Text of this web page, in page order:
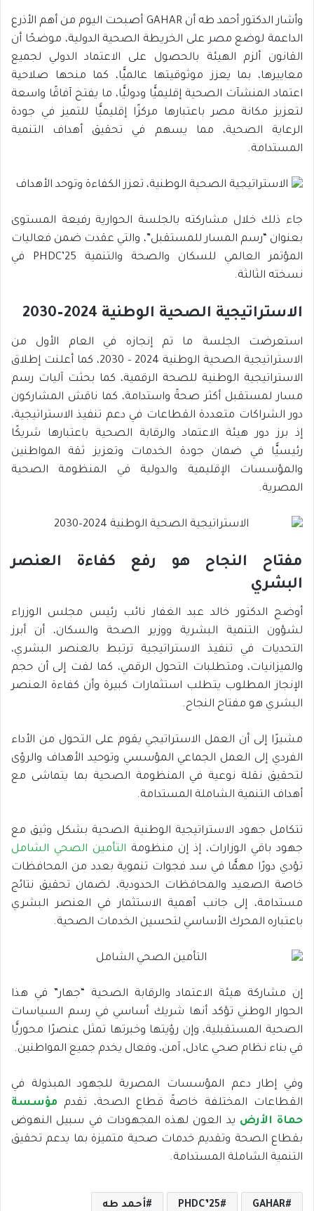
وأشار الدكتور أحمد طه أن GAHAR أصبحت اليوم من أهم الأذرع
الداعمة لوضع مصر على الخريطة الصحية الدولية، موضحًا أن
القانون ألزم الهيئة بالحصول على الاعتماد الدولي لجميع
معاييرها، بما يعزز موثوقيتها عالميًّا، كما منحها صلاحية
اعتماد المنشآت الصحية إقليميًّا ودوليًّا، ما يفتح آفاقًا واسعة
لتعزيز مكانة مصر باعتبارها مركزًا إقليميًّا للتميز في جودة
الرعاية الصحية، مما يسهم في تحقيق أهداف التنمية
المستدامة.
جاء ذلك خلال مشاركته بالجلسة الحوارية رفيعة المستوى
بعنوان “رسم المسار للمستقبل”، والتي عقدت ضمن فعاليات
المؤتمر العالمي للسكان والصحة والتنمية PHDC’25 في
نسخته الثالثة.
الاستراتيجية الصحية الوطنية 2024–2030
استعرضت الجلسة ما تم إنجازه في العام الأول من
الاستراتيجية الصحية الوطنية 2024 – 2030، كما أعلنت إطلاق
الاستراتيجية الوطنية للصحة الرقمية، كما بحثت آليات رسم
مسار لمستقبل أكثر صحةً واستدامة، كما ناقش المشاركون
دور الشراكات متعددة القطاعات في دعم تنفيذ الاستراتيجية،
إذ برز دور هيئة الاعتماد والرقابة الصحية باعتبارها شريكًا
رئيسيًّا في ضمان جودة الخدمات وتعزيز ثقة المواطنين
والمؤسسات الإقليمية والدولية في المنظومة الصحية
المصرية.
مفتاح النجاح هو رفع كفاءة العنصر
البشري
أوضح الدكتور خالد عبد الغفار نائب رئيس مجلس الوزراء
لشؤون التنمية البشرية ووزير الصحة والسكان، أن أبرز
التحديات في تنفيذ الاستراتيجية ترتبط بالعنصر البشري،
والميزانيات، ومتطلبات التحول الرقمي، كما لفت إلى أن حجم
الإنجاز المطلوب يتطلب استثمارات كبيرة وأن كفاءة العنصر
البشري هو مفتاح النجاح.
مشيرًا إلى أن العمل الاستراتيجي يقوم على التحول من الأداء
الفردي إلى العمل الجماعي المؤسسي وتوحيد الأهداف والرؤى
لتحقيق نقلة نوعية في المنظومة الصحية بما يتماشى مع
أهداف التنمية الشاملة المستدامة.
تتكامل جهود الاستراتيجية الوطنية الصحية بشكل وثيق مع
جهود باقي الوزارات، إذ إن منظومة التأمين الصحي الشامل
تؤدي دورًا مهمًّا في سد فجوات تنموية بعدد من المحافظات
خاصة الصعيد والمحافظات الحدودية، لضمان تحقيق نتائج
مستدامة، إلى جانب أهمية الاستثمار في العنصر البشري
باعتباره المحرك الأساسي لتحسين الخدمات الصحية.
إن مشاركة هيئة الاعتماد والرقابة الصحية “جهار” في هذا
الحوار الوطني تؤكد أنها شريك أساسي في رسم السياسات
الصحية المستقبلية، وإن رؤيتها وخبرتها تمثل عنصرًا محوريًّا
في بناء نظام صحي عادل، آمن، وفعال يخدم جميع المواطنين.
وفي إطار دعم المؤسسات المصرية للجهود المبذولة في
القطاعات المختلفة خاصةً قطاع الصحة، تقدم مؤسسة
حماة الأرض يد العون لهذه المجهودات في سبيل النهوض
بقطاع الصحة وتقديم خدمات صحية متميزة بما يدعم تحقيق
التنمية الشاملة المستدامة.
GAHAR
PHDC’25 أحمد طه